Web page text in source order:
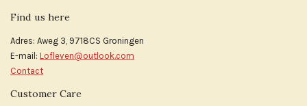
Find us here
Adres: Aweg 3, 9718CS Groningen
E-mail: Lofleven@outlook.com
Contact
Customer Care